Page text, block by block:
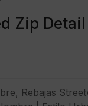
Zip
, Rebajas